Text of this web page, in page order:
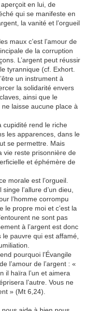
en lui, de
qui se manifeste en
la vanité et l’orgueil
maux c’est l’amour de
de la corruption
L’argent peut réussir
tyrannique (cf. Exhort.
un instrument à
la solidarité envers
ainsi que le
laisse aucune place à
cupidité rend le riche
les apparences, dans le
se permettre. Mais
vie reste prisonnière de
et éphémère de
morale est l’orgueil.
l’allure d’un dieu,
l’homme corrompu
le propre moi et c’est la
ne sont pas
à l’argent est donc
pauvre qui est affamé,
pourquoi l’Évangile
l’amour de l’argent : «
il haïra l’un et aimera
l’autre. Vous ne
» (Mt 6,24).